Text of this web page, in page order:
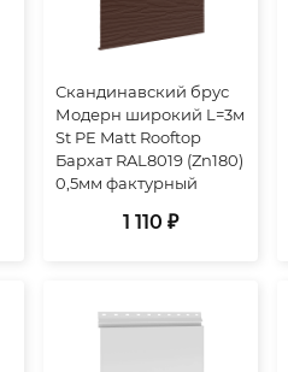
Скандинавский брус
Модерн широкий L=3м
St PE Matt Rooftop
Бархат RAL8019 (Zn180)
0,5мм фактурный
1 110 ₽